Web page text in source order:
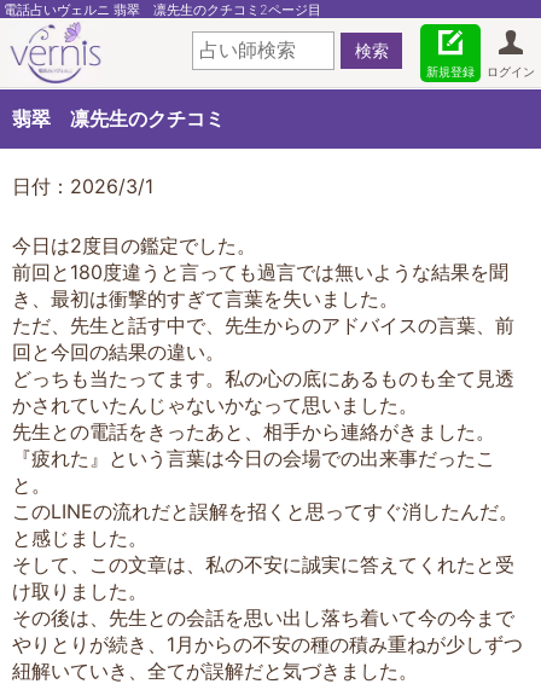
電話占いヴェルニ 翡翠 凛先生のクチコミ2ページ目
ログイン
新規登録
翡翠 凛先生のクチコミ
日付：2026/3/1
今日は2度目の鑑定でした。
前回と180度違うと言っても過言では無いような結果を聞
き、最初は衝撃的すぎて言葉を失いました。
ただ、先生と話す中で、先生からのアドバイスの言葉、前
回と今回の結果の違い。
どっちも当たってます。私の心の底にあるものも全て見透
かされていたんじゃないかなって思いました。
先生との電話をきったあと、相手から連絡がきました。
『疲れた』という言葉は今日の会場での出来事だったこ
と。
このLINEの流れだと誤解を招くと思ってすぐ消したんだ。
と感じました。
そして、この文章は、私の不安に誠実に答えてくれたと受
け取りました。
その後は、先生との会話を思い出し落ち着いて今の今まで
やりとりが続き、1月からの不安の種の積み重ねが少しずつ
紐解いていき、全てが誤解だと気づきました。